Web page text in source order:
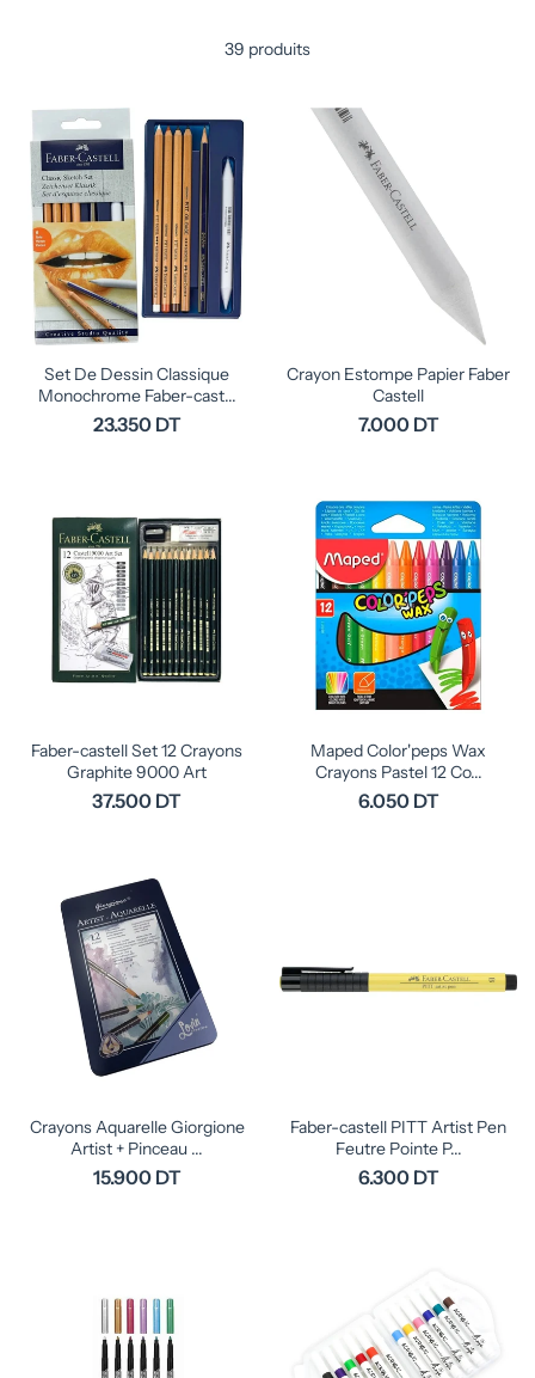
39 produits
Set De Dessin Classique
Monochrome Faber-cast...
23.350 DT
Crayon Estompe Papier Faber
Castell
7.000 DT
Faber-castell Set 12 Crayons
Graphite 9000 Art
37.500 DT
Maped Color'peps Wax
Crayons Pastel 12 Co...
6.050 DT
Crayons Aquarelle Giorgione
Artist + Pinceau ...
15.900 DT
Faber-castell PITT Artist Pen
Feutre Pointe P...
6.300 DT